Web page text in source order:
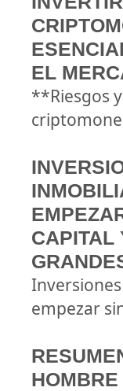
EL
**Riesgos
CAPITAL
empezar